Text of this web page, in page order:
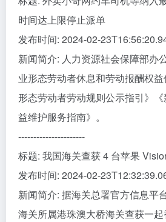
时间达上限停止派单
发布时间: 2024-02-
新闻简介: 人力资源社会保障部办
业形态劳动者休息和劳动报酬权
形态劳动者劳动规则公示指引》
益维护服务指南》。
----------------------
标题: 我国海关查获 4 台苹果
发布时间: 2024-02-
新闻简介: 据海关总署官方信息平
海关所属港珠澳大桥海关查获一